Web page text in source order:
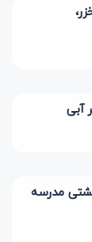
آبی
مدرسه